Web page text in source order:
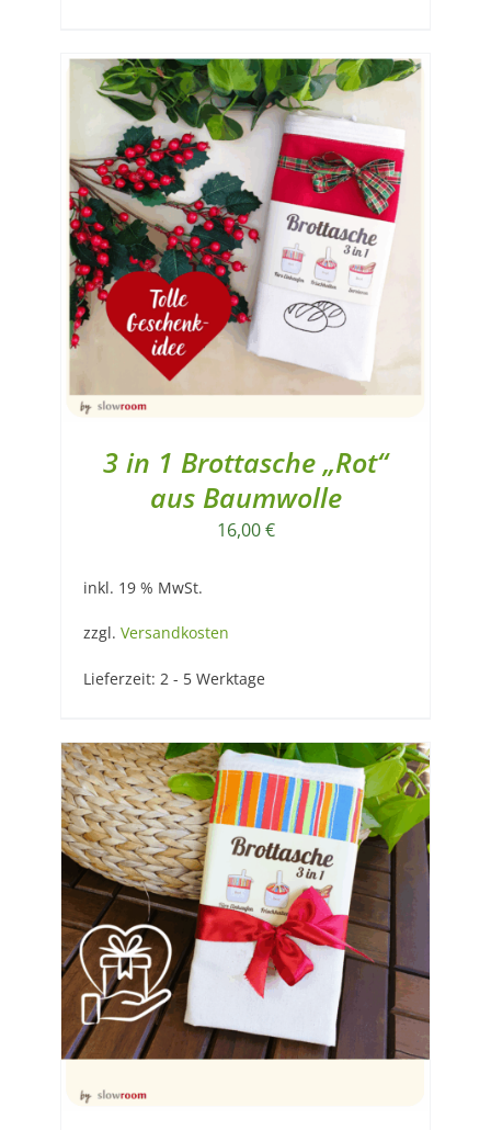
3 in 1 Brottasche „Rot“
aus Baumwolle
16,00€
inkl. 19 % MwSt.
zzgl. Versandkosten
Lieferzeit: 2 - 5 Werktage